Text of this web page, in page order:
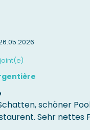
schöner
Sehr nettes